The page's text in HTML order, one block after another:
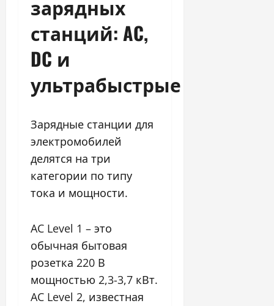
зарядных
станций: AC,
DC и
ультрабыстрые
Зарядные станции для
электромобилей
делятся на три
категории по типу
тока и мощности.
AC Level 1 – это
обычная бытовая
розетка 220 В
мощностью 2,3-3,7 кВт.
AC Level 2, известная